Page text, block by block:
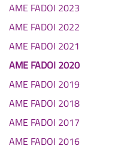
AME FADOI 2023
AME FADOI 2022
AME FADOI 2021
AME FADOI 2020
AME FADOI 2019
AME FADOI 2018
AME FADOI 2017
AME FADOI 2016